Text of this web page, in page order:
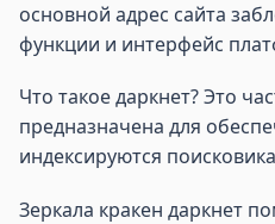
основной адрес сайта
функции и интерфейс
Что такое даркнет? Это
предназначена для
индексируются
Зеркала кракен даркнет